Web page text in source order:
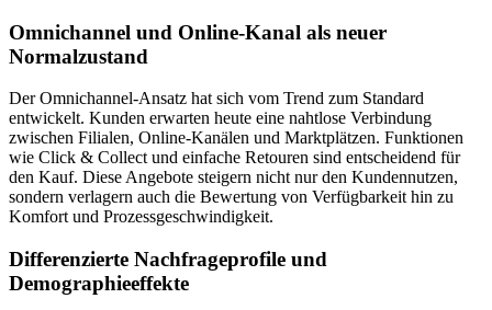
Omnichannel und Online‑Kanal als neuer
Normalzustand
Der Omnichannel‑Ansatz hat sich vom Trend zum Standard
entwickelt. Kunden erwarten heute eine nahtlose Verbindung
zwischen Filialen, Online‑Kanälen und Marktplätzen. Funktionen
wie Click & Collect und einfache Retouren sind entscheidend für
den Kauf. Diese Angebote steigern nicht nur den Kundennutzen,
sondern verlagern auch die Bewertung von Verfügbarkeit hin zu
Komfort und Prozessgeschwindigkeit.
Differenzierte Nachfrageprofile und
Demographieeffekte